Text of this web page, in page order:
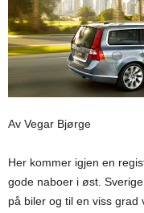
Av Vegar Bjørge
Her kommer igjen en
gode naboer i øst.
på biler og til en viss grad